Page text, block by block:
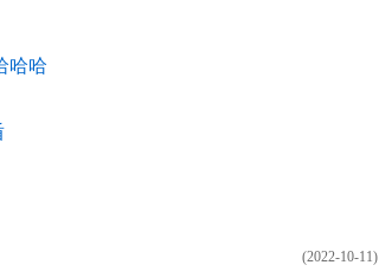
哈哈
(2022-10-11)